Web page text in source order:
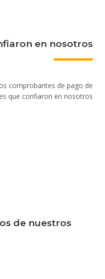
en nosotros
comprobantes de pago de
que confiaron en nosotros
de nuestros